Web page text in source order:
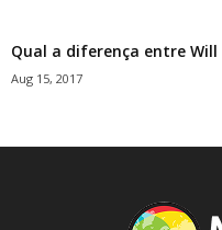
Qual a diferença entre Will
Aug 15, 2017